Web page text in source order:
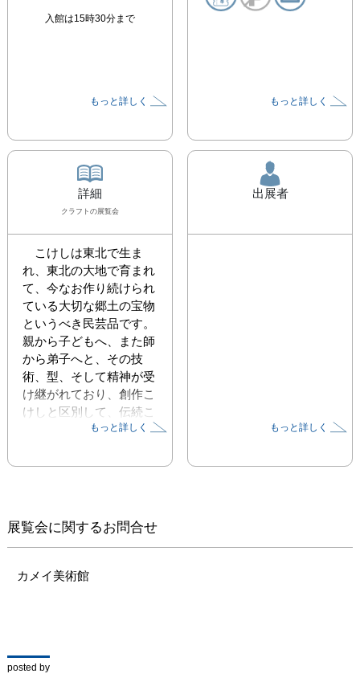
入館は15時30分まで
もっと詳しく もっと詳しく
詳細
クラフト の展覧会
こけしは東北で生ま
れ、東北の大地で育まれ
て、今なお作り続けられ
ている大切な郷土の宝物
というべき民芸品です。
親から子どもへ、また師
から弟子へと、その技
術、型、そして精神が受
け継がれており、創作こ
けしと区別して、伝続こ
けしと呼ばれています。
こけしとは木地師の手
た木製の人形です。円筒
形の胴に球形の頭という
つ、どこで生まれたの
戸末期の文化・文政期
（1804～1830）には作
もっと詳しく
出展者
もっと詳しく
展覧会に関するお問合せ
カメイ美術館
posted by